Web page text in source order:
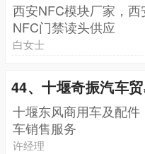
西安NFC模块厂家，
NFC门禁读头供应
白女士
44、十堰奇振汽车
十堰东风商用车及配
车销售服务
许经理